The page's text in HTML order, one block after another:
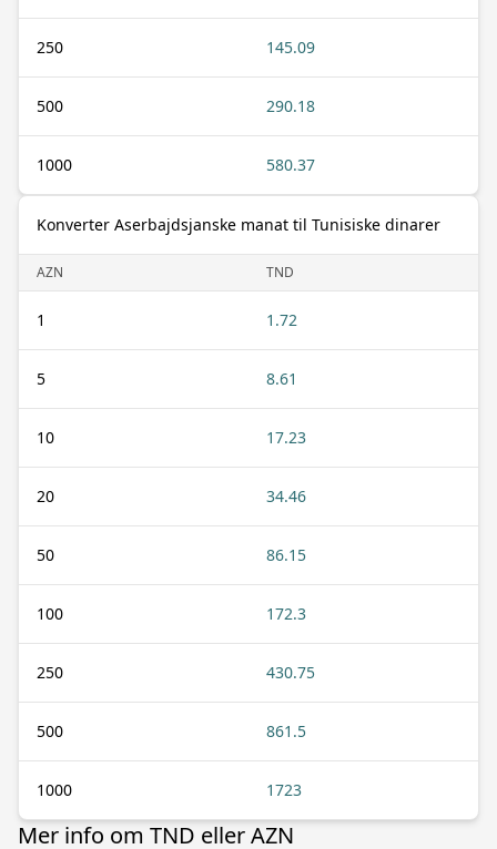
250 145.09
500 290.18
1000 580.37
Konverter Aserbajdsjanske manat til Tunisiske dinarer
AZN TND
1 1.72
5 8.61
10 17.23
20 34.46
50 86.15
100 172.3
250 430.75
500 861.5
1000 1723
Mer info om TND eller AZN